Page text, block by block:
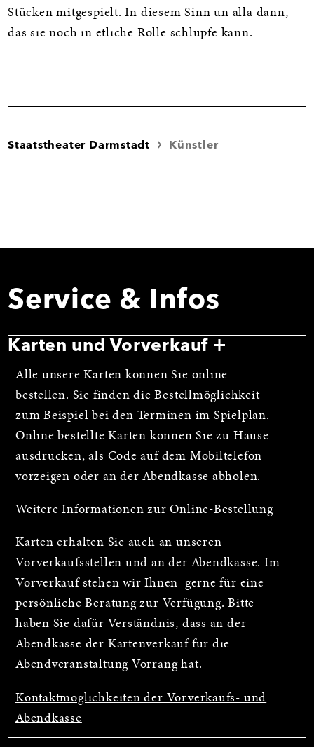
Stücken mitgespielt. In diesem Sinn un alla dann,
das sie noch in etliche Rolle schlüpfe kann.
Staatstheater Darmstadt Künstler
Service & Infos
Karten und Vorverkauf
Alle unsere Karten können Sie online
bestellen. Sie finden die Bestellmöglichkeit
zum Beispiel bei den Terminen im Spielplan.
Online bestellte Karten können Sie zu Hause
ausdrucken, als Code auf dem Mobiltelefon
vorzeigen oder an der Abendkasse abholen.
Weitere Informationen zur Online-Bestellung
Karten erhalten Sie auch an unseren
Vorverkaufsstellen und an der Abendkasse. Im
Vorverkauf stehen wir Ihnen gerne für eine
persönliche Beratung zur Verfügung. Bitte
haben Sie dafür Verständnis, dass an der
Abendkasse der Kartenverkauf für die
Abendveranstaltung Vorrang hat.
Kontaktmöglichkeiten der Vorverkaufs- und
Abendkasse